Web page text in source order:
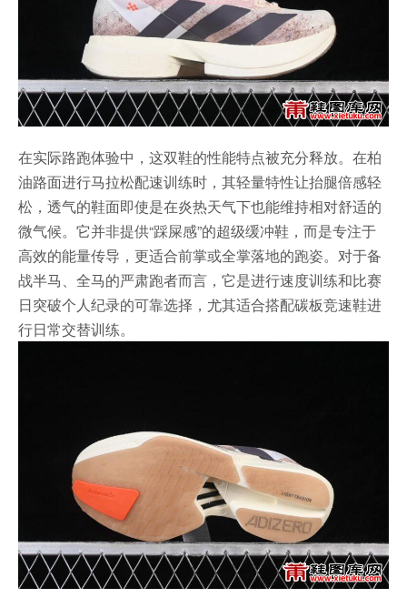
在实际路跑体验中，这双鞋的性能特点被充分释放。在柏
油路面进行马拉松配速训练时，其轻量特性让抬腿倍感轻
松，透气的鞋面即使是在炎热天气下也能维持相对舒适的
微气候。它并非提供“踩屎感”的超级缓冲鞋，而是专注于
高效的能量传导，更适合前掌或全掌落地的跑姿。对于备
战半马、全马的严肃跑者而言，它是进行速度训练和比赛
日突破个人纪录的可靠选择，尤其适合搭配碳板竞速鞋进
行日常交替训练。